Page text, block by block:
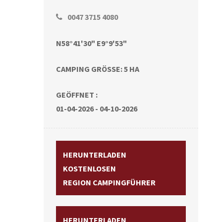
0047 3715 4080
N58°41'30" E9°9'53"
CAMPING GRÖSSE: 5 HA
GEÖFFNET :
01-04-2026 - 04-10-2026
HERUNTERLADEN
KOSTENLOSEN
REGION CAMPINGFÜHRER